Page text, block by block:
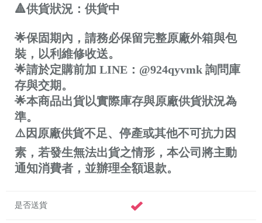
🔺供貨狀況：供貨中
🌟保固期內，請務必保留完整原廠外箱與包
裝，以利維修收送。
🌟請於定購前加 LINE：@924qyvmk 詢問庫
存與交期。
🌟本商品出貨以實際庫存與原廠供貨狀況為
準。
⚠️因原廠供貨不足、停產或其他不可抗力因
素，若發生無法出貨之情形，本公司將主動
通知消費者，並辦理全額退款。
是否送貨